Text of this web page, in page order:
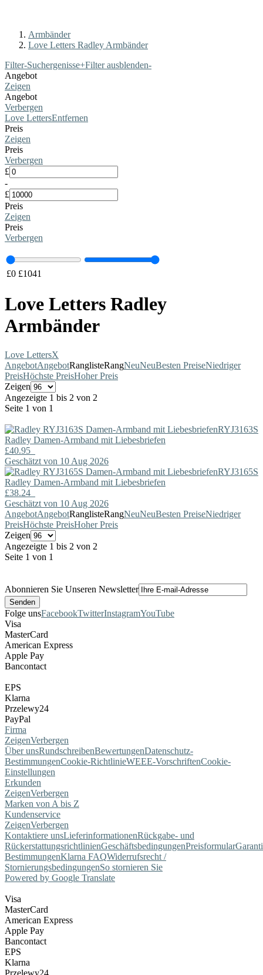
Armbänder
Love Letters Radley Armbänder
Filter-Suchergenisse+Filter ausblenden-
Angebot
Zeigen
Angebot
Verbergen
Love LettersEntfernen
Preis
Zeigen
Preis
Verbergen
£
-
£
Preis
Zeigen
Preis
Verbergen
£0 £1041
Love Letters Radley
Armbänder
Love LettersX
AngebotAngebotRanglisteRangNeuNeuBesten PreiseNiedriger
PreisHöchste PreisHoher Preis
Zeigen
Angezeigte 1 bis 2 von 2
Seite 1 von 1
RYJ3163S
Radley Damen-Armband mit Liebesbriefen
£40.95
Geschätzt von 10 Aug 2026
RYJ3165S
Radley Damen-Armband mit Liebesbriefen
£38.24
Geschätzt von 10 Aug 2026
AngebotAngebotRanglisteRangNeuNeuBesten PreiseNiedriger
PreisHöchste PreisHoher Preis
Zeigen
Angezeigte 1 bis 2 von 2
Seite 1 von 1
Abonnieren Sie Unseren Newsletter
Folge unsFacebookTwitterInstagramYouTube
Visa
MasterCard
American Express
Apple Pay
Bancontact
EPS
Klarna
Przelewy24
PayPal
Firma
ZeigenVerbergen
Über unsRundschreibenBewertungenDatenschutz-
BestimmungenCookie-RichtlinieWEEE-VorschriftenCookie-
Einstellungen
Erkunden
ZeigenVerbergen
Marken von A bis Z
Kundenservice
ZeigenVerbergen
Kontaktiere unsLieferinformationenRückgabe- und
RückerstattungsrichtlinienGeschäftsbedingungenPreisformular
BestimmungenKlarna FAQWiderrufsrecht /
StornierungsbedingungenSo stornieren Sie
Powered by Google Translate
Visa
MasterCard
American Express
Apple Pay
Bancontact
EPS
Klarna
Przelewy24